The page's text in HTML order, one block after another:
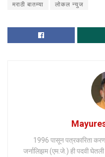
मराठी बातम्या लोकल न्युज
1996 पासून पत्रकारिता
जर्नालिझम (एम.जे.) ही पदवी